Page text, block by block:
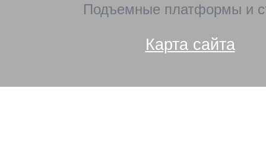
Подъемные платформы и
Карта сайта